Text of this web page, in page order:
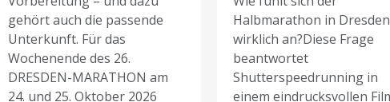
gehört auch die passende
Unterkunft. Für das
Wochenende des 26.
DRESDEN-MARATHON am
24. und 25. Oktober 2026
Halbmarathon in Dresden
wirklich an?Diese Frage
beantwortet
Shutterspeedrunning in
einem eindrucksvollen